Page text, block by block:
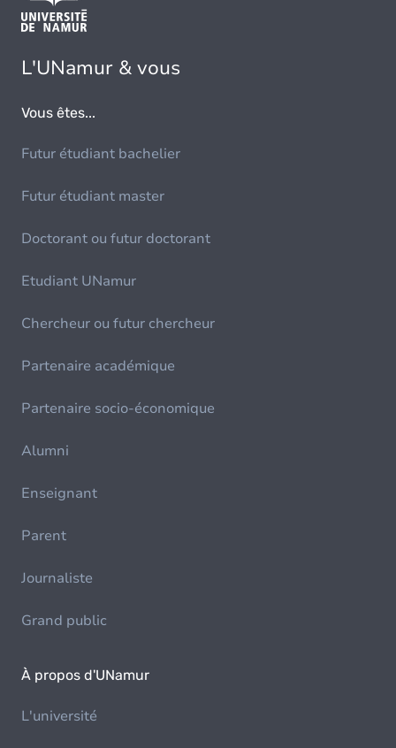
L'UNamur & vous
Vous êtes...
Futur étudiant bachelier
Futur étudiant master
Doctorant ou futur doctorant
Etudiant UNamur
Chercheur ou futur chercheur
Partenaire académique
Partenaire socio-économique
Alumni
Enseignant
Parent
Journaliste
Grand public
À propos d'UNamur
L'université